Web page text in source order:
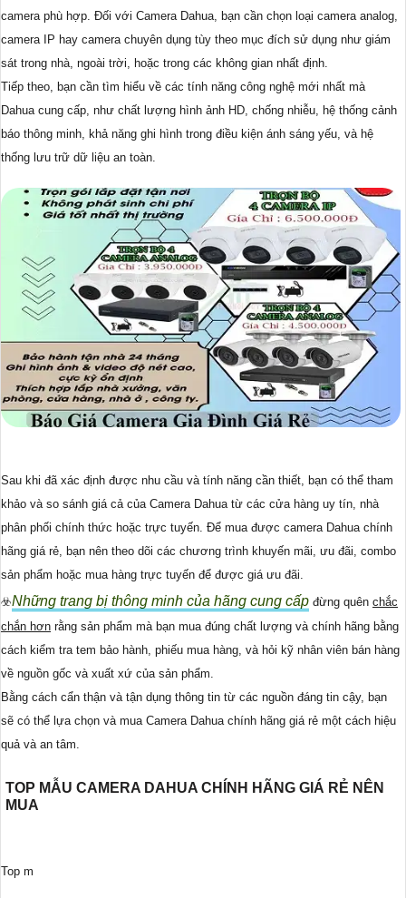
camera phù hợp. Đối với Camera Dahua, bạn cần chọn loại camera analog,
camera IP hay camera chuyên dụng tùy theo mục đích sử dụng như giám
sát trong nhà, ngoài trời, hoặc trong các không gian nhất định.
Tiếp theo, bạn cần tìm hiểu về các tính năng công nghệ mới nhất mà
Dahua cung cấp, như chất lượng hình ảnh HD, chống nhiễu, hệ thống cảnh
báo thông minh, khả năng ghi hình trong điều kiện ánh sáng yếu, và hệ
thống lưu trữ dữ liệu an toàn.
Sau khi đã xác định được nhu cầu và tính năng cần thiết, bạn có thể tham
khảo và so sánh giá cả của Camera Dahua từ các cửa hàng uy tín, nhà
phân phối chính thức hoặc trực tuyến. Để mua được camera Dahua chính
hãng giá rẻ, bạn nên theo dõi các chương trình khuyến mãi, ưu đãi, combo
sản phẩm hoặc mua hàng trực tuyến để được giá ưu đãi.
☣️Những trang bị thông minh của hãng cung cấp đừng quên chắc
chắn hơn rằng sản phẩm mà bạn mua đúng chất lượng và chính hãng bằng
cách kiểm tra tem bảo hành, phiếu mua hàng, và hỏi kỹ nhân viên bán hàng
về nguồn gốc và xuất xứ của sản phẩm.
Bằng cách cẩn thận và tận dụng thông tin từ các nguồn đáng tin cậy, bạn
sẽ có thể lựa chọn và mua Camera Dahua chính hãng giá rẻ một cách hiệu
quả và an tâm.
TOP MẪU CAMERA DAHUA CHÍNH HÃNG GIÁ RẺ NÊN
MUA
Top m